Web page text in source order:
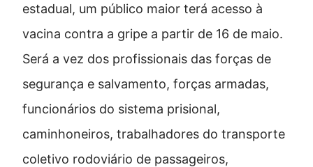
estadual, um público maior terá acesso à
vacina contra a gripe a partir de 16 de maio.
Será a vez dos profissionais das forças de
segurança e salvamento, forças armadas,
funcionários do sistema prisional,
caminhoneiros, trabalhadores do transporte
coletivo rodoviário de passageiros,